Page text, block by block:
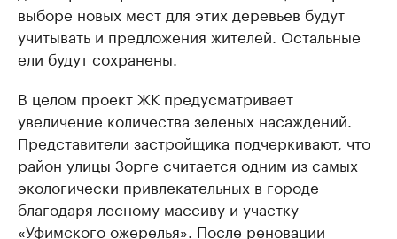
выборе новых мест для этих деревьев будут
учитывать и предложения жителей. Остальные
ели будут сохранены.
В целом проект ЖК предусматривает
увеличение количества зеленых насаждений.
Представители застройщика подчеркивают, что
район улицы Зорге считается одним из самых
экологически привлекательных в городе
благодаря лесному массиву и участку
«Уфимского ожерелья». После реновации